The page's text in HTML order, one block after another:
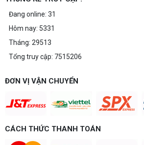
Đang online: 31
Hôm nay: 5331
Tháng: 29513
Tổng truy cập: 7515206
ĐƠN VỊ VẬN CHUYỂN
CÁCH THỨC THANH TOÁN